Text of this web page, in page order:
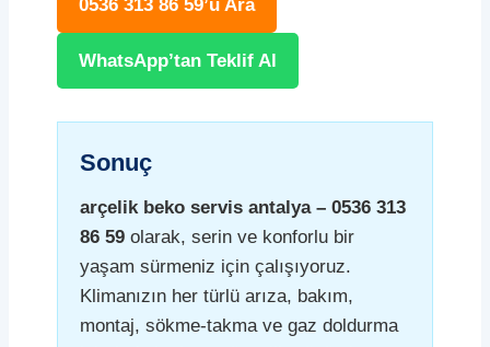
0536 313 86 59’u Ara
WhatsApp’tan Teklif Al
Sonuç
arçelik beko servis antalya – 0536 313
86 59 olarak, serin ve konforlu bir
yaşam sürmeniz için çalışıyoruz.
Klimanızın her türlü arıza, bakım,
montaj, sökme-takma ve gaz doldurma